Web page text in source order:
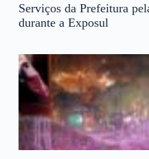
Serviços da Prefeitura
durante a Exposul